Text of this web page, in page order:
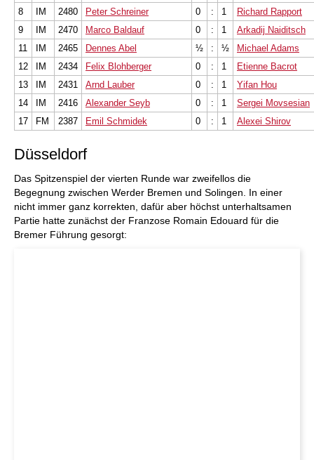
8 IM 2480 Peter Schreiner 0 : 1
Richard Rapport
9
IM 2470 Marco Baldauf 0 : 1
Arkadij Naiditsch
11
IM 2465 Dennes Abel ½ : ½
Michael Adams
12
IM 2434 Felix Blohberger 0 : 1
Etienne Bacrot
13
IM 2431 Arnd Lauber 0 : 1
Yifan Hou
14
IM 2416 Alexander Seyb 0 : 1
Sergei Movsesian
17
FM 2387 Emil Schmidek 0 : 1 Alexei Shirov
Düsseldorf
Das Spitzenspiel der vierten Runde war zweifellos die
Begegnung zwischen Werder Bremen und Solingen. In einer
nicht immer ganz korrekten, dafür aber höchst unterhaltsamen
Partie hatte zunächst der Franzose Romain Edouard für die
Bremer Führung gesorgt: